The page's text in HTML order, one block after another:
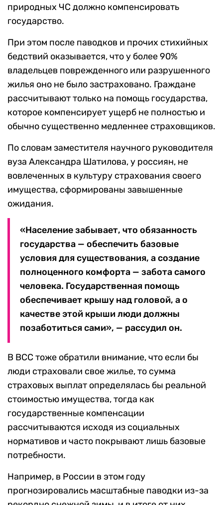
природных ЧС должно компенсировать
государство.
При этом после паводков и прочих стихийных
бедствий оказывается, что у более 90%
владельцев поврежденного или разрушенного
жилья оно не было застраховано. Граждане
рассчитывают только на помощь государства,
которое компенсирует ущерб не полностью и
обычно существенно медленнее страховщиков.
По словам заместителя научного руководителя
вуза Александра Шатилова, у россиян, не
вовлеченных в культуру страхования своего
имущества, сформированы завышенные
ожидания.
«Население забывает, что обязанность
государства — обеспечить базовые
условия для существования, а создание
полноценного комфорта — забота самого
человека. Государственная помощь
обеспечивает крышу над головой, а о
качестве этой крыши люди должны
позаботиться сами», — рассудил он.
В ВСС тоже обратили внимание, что если бы
люди страховали свое жилье, то сумма
страховых выплат определялась бы реальной
стоимостью имущества, тогда как
государственные компенсации
рассчитываются исходя из социальных
нормативов и часто покрывают лишь базовые
потребности.
Например, в России в этом году
прогнозировались масштабные паводки из-за